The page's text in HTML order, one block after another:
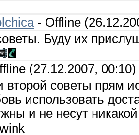
- Offline
Буду их
(27.12.2007, 00:10)
второй советы прям
использовать
и не несут